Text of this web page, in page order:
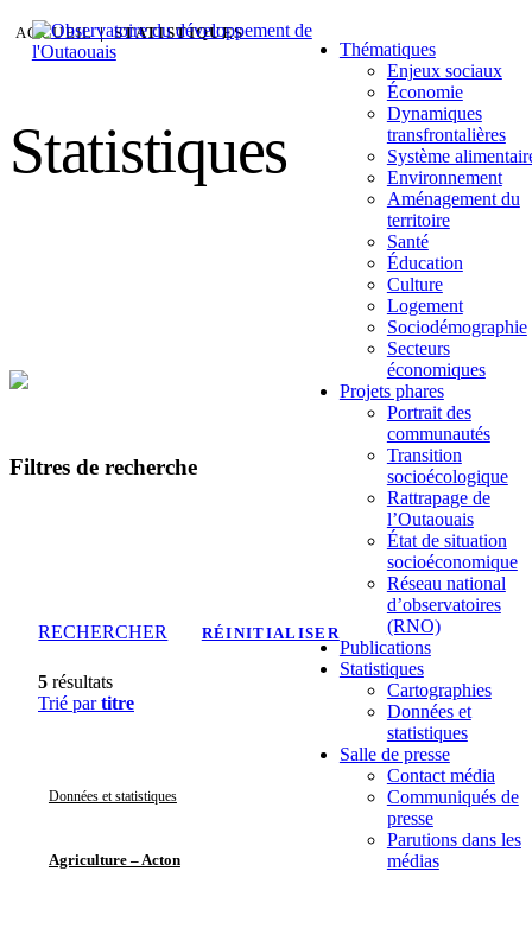
Thématiques
Enjeux sociaux
Économie
Dynamiques
transfrontalières
Système
Environnement
Aménagement du
territoire
Santé
Éducation
Culture
Logement
Sociodémographie
Secteurs
économiques
Projets phares
Portrait des
communautés
Transition
socioécologique
Rattrapage de
l’Outaouais
État de situation
socioéconomique
Réseau national
d’observatoires
(RNO)
Publications
Statistiques
Cartographies
Données et
statistiques
Salle de presse
Contact média
Communiqués de
presse
Parutions dans les
médias
ACCUEIL | STATISTIQUES
Statistiques
Filtres de recherche
RECHERCHER RÉINITIALISER
5 résultats
Trié partitre
Données et statistiques
Agriculture – Acton